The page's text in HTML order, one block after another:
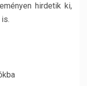
hirdetik ki,